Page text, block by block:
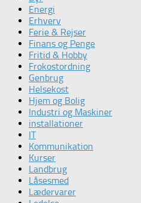
Energi
Erhverv
Ferie & Rejser
Finans og Penge
Fritid & Hobby
Frokostordning
Genbrug
Helsekost
Hjem og Bolig
Industri og Maskiner
installationer
IT
Kommunikation
Kurser
Landbrug
Låsesmed
Lædervarer